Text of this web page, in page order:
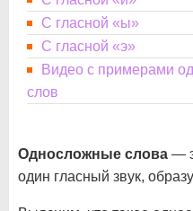
С гласной «ы»
С гласной «э»
Видео с примерами
слов
Односложные слова —
один гласный звук,